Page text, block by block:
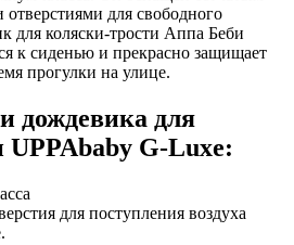
для свободного
для коляски-трости Аппа Беби
к сиденью и прекрасно защищает
прогулки на улице.
дождевика для
UPPAbaby G-Luxe:
для поступления воздуха